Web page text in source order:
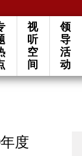
视
听
空
间
领
导
活
动
度